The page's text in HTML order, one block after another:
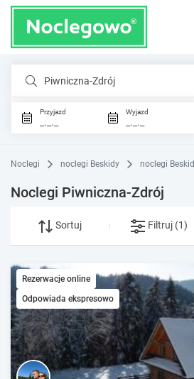
Piwniczna-Zdrój
Przyjazd
_._._
Wyjazd
_._._
Noclegi noclegi Beskidy noclegi
Noclegi Piwniczna-Zdrój
Sortuj Filtruj (1)
Rezerwacje online
Odpowiada ekspresowo